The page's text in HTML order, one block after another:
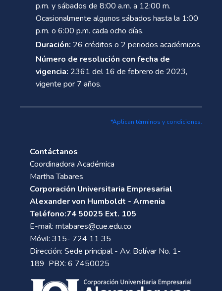
p.m. y sábados de 8:00 a.m. a 12:00 m.
Ocasionalmente algunos sábados hasta la 1:00
p.m. o 6:00 p.m. cada ocho días.
Duración: 26 créditos o 2 periodos académicos
Número de resolución con fecha de
vigencia: 2361 del 16 de febrero de 2023,
vigente por 7 años.
*Aplican términos y condiciones.
Contáctanos
Coordinadora Académica
Martha Tabares
Corporación Universitaria Empresarial
Alexander von Humboldt - Armenia
Teléfono:74 50025 Ext. 105
E-mail: mtabares@cue.edu.co
Móvil: 315- 724 11 35
Dirección: Sede principal - Av. Bolívar No. 1-
189 PBX: 6 7450025